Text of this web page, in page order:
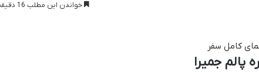
خواندن این مطلب 16 دقیقه زمان میبرد
پالم جمیرا